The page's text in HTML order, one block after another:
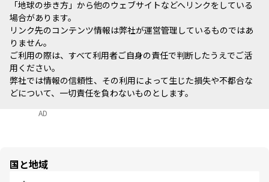
「地球の歩き方」から他のウェブサイトなどへリンクをしている
場合があります。
リンク先のコンテンツ情報は弊社が運営管理しているものではあ
りません。
ご利用の際は、すべて利用者ご自身の責任で判断したうえでご活
用ください。
弊社では情報の信頼性、その利用によって生じた損失や不都合な
どについて、一切責任を負わないものとします。
AD
国と地域